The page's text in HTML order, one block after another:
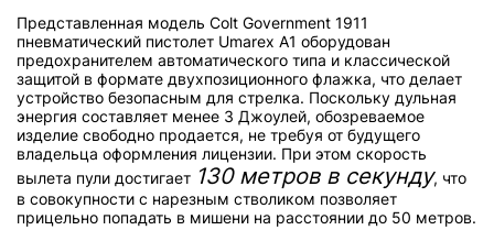
Представленная модель Colt Government 1911
пневматический пистолет Umarex A1 оборудован
предохранителем автоматического типа и классической
защитой в формате двухпозиционного флажка, что делает
устройство безопасным для стрелка. Поскольку дульная
энергия составляет менее 3 Джоулей, обозреваемое
изделие свободно продается, не требуя от будущего
владельца оформления лицензии. При этом скорость
вылета пули достигает 130 метров в секунду, что
в совокупности с нарезным стволиком позволяет
прицельно попадать в мишени на расстоянии до 50 метров.